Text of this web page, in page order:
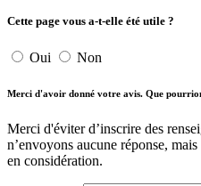
Cette page vous a-t-elle été utile ?
Oui Non
Merci d'avoir donné votre avis. Que
Merci d'éviter d’inscrire des
n’envoyons aucune réponse,
en considération.